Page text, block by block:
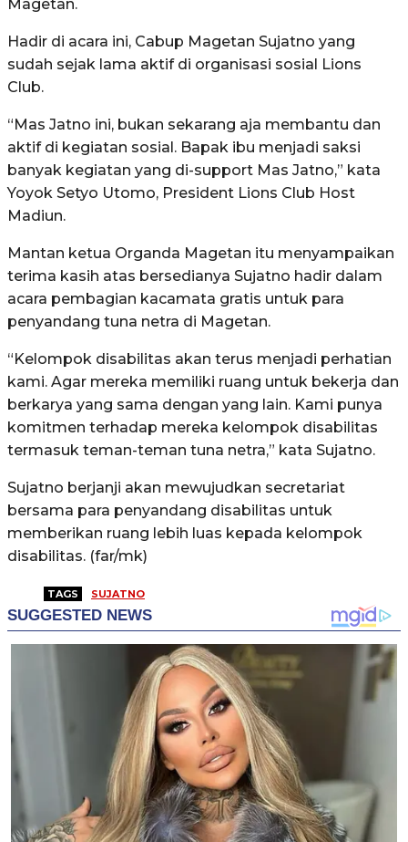
Magetan.
Hadir di acara ini, Cabup Magetan Sujatno yang
sudah sejak lama aktif di organisasi sosial Lions
Club.
“Mas Jatno ini, bukan sekarang aja membantu dan
aktif di kegiatan sosial. Bapak ibu menjadi saksi
banyak kegiatan yang di-support Mas Jatno,” kata
Yoyok Setyo Utomo, President Lions Club Host
Madiun.
Mantan ketua Organda Magetan itu menyampaikan
terima kasih atas bersedianya Sujatno hadir dalam
acara pembagian kacamata gratis untuk para
penyandang tuna netra di Magetan.
“Kelompok disabilitas akan terus menjadi perhatian
kami. Agar mereka memiliki ruang untuk bekerja dan
berkarya yang sama dengan yang lain. Kami punya
komitmen terhadap mereka kelompok disabilitas
termasuk teman-teman tuna netra,” kata Sujatno.
Sujatno berjanji akan mewujudkan secretariat
bersama para penyandang disabilitas untuk
memberikan ruang lebih luas kepada kelompok
disabilitas. (far/mk)
TAGS SUJATNO